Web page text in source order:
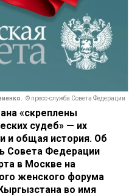
© пресс-служба Совета Федерации
«скреплены
судеб» — их
и общая история. Об
Совета Федерации
в Москве на
женского форума
во имя